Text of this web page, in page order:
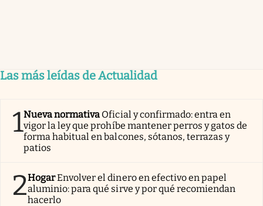
Las más leídas de Actualidad
1Nueva normativa Oficial y confirmado: entra en
vigor la ley que prohíbe mantener perros y gatos de
forma habitual en balcones, sótanos, terrazas y
patios
2HogarEnvolver el dinero en efectivo en papel
aluminio: para qué sirve y por qué recomiendan
hacerlo